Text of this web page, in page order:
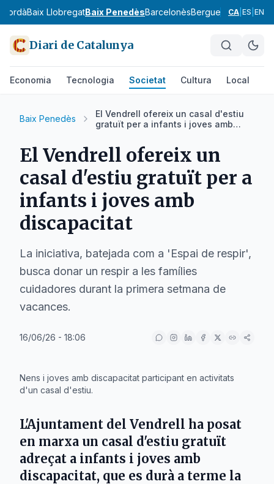
Baix LlobregatBaix PenedèsBarcelonèsBerguedàCerdanya
CA ES EN
Diari de Catalunya
Economia Tecnologia Societat Cultura Local
Baix Penedès
El Vendrell ofereix un casal d'estiu
gratuït per a infants i joves amb
El Vendrell ofereix un
casal d'estiu gratuït per a
infants i joves amb
discapacitat
La iniciativa, batejada com a 'Espai de respir',
busca donar un respir a les famílies
cuidadores durant la primera setmana de
vacances.
16/06/26 - 18:06
Nens i joves amb discapacitat participant en activitats
d'un casal d'estiu.
L'Ajuntament del Vendrell ha posat
en marxa un casal d'estiu gratuït
adreçat a infants i joves amb
discapacitat, que es durà a terme la